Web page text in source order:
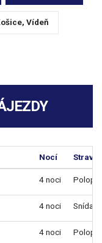
Vídeň
Nocí Strava
4 noci
4 noci Snídaně
4 noci